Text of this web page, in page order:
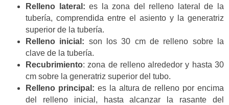
Relleno lateral: es la zona del relleno lateral de la
tubería, comprendida entre el asiento y la generatriz
superior de la tubería.
Relleno inicial: son los 30 cm de relleno sobre la
clave de la tubería.
Recubrimiento: zona de relleno alrededor y hasta 30
cm sobre la generatriz superior del tubo.
Relleno principal: es la altura de relleno por encima
del relleno inicial, hasta alcanzar la rasante del